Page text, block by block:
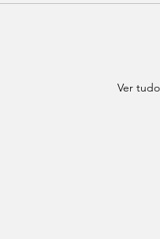
Ver tudo